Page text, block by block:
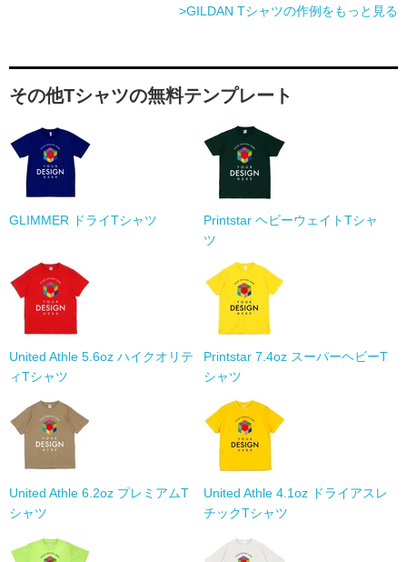
>GILDAN Tシャツの作例をもっと見る
その他Tシャツの無料テンプレート
GLIMMER ドライTシャツ
Printstar ヘビーウェイトTシャ
ツ
United Athle 5.6oz ハイクオリテ
ィTシャツ
Printstar 7.4oz スーパーヘビーT
シャツ
United Athle 6.2oz プレミアムT
シャツ
United Athle 4.1oz ドライアスレ
チックTシャツ